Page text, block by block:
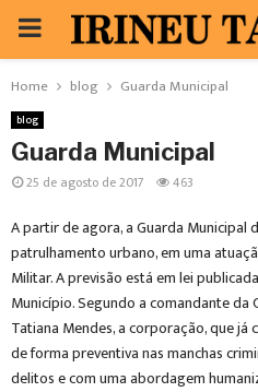
PRIMARY
MENU
Home blog Guarda Municipal
blog
Guarda Municipal
25 de agosto de 2017 463
A partir de agora, a Guarda Municipal
patrulhamento urbano, em uma
Militar. A previsão está em lei
Município. Segundo a comandante da
Tatiana Mendes, a corporação, que
de forma preventiva nas manchas
delitos e com uma abordagem